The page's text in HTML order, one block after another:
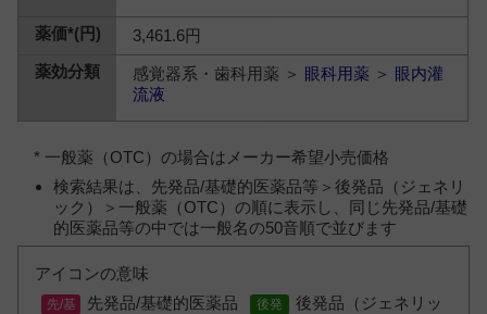
3,461.6円
感覚器系・歯科用薬 ＞ 眼科用薬 ＞ 眼内灌
流液
* 一般薬（OTC）の場合はメーカー希望小売価格
検索結果は、先発品/基礎的医薬品等＞後発品（ジェネリ
ック）＞一般薬（OTC）の順に表示し、同じ先発品/基礎
的医薬品等の中では一般名の50音順で並びます
アイコンの意味
先発品/基礎的医薬品
後発品（ジェネリッ